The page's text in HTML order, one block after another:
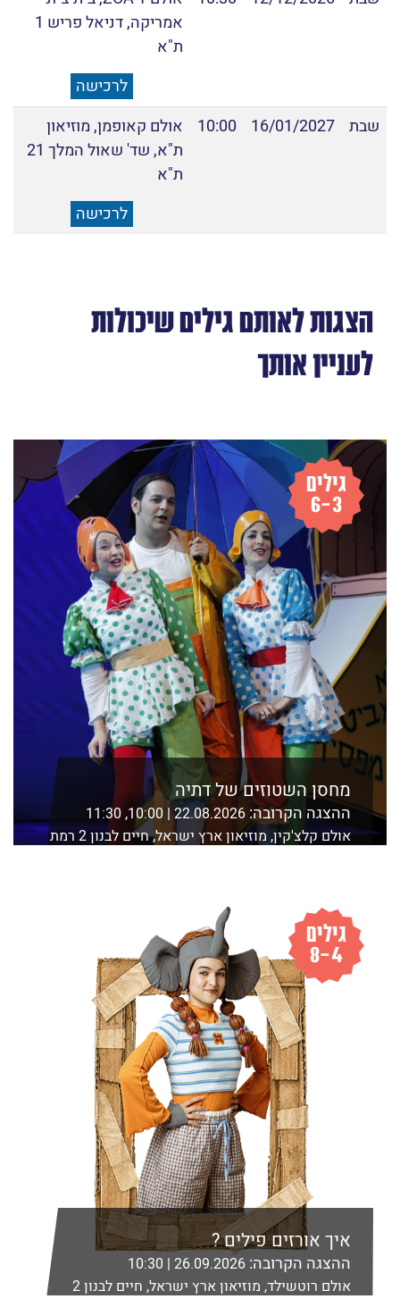
אמריקה, דניאל פריש 1
ת"א
לרכישה
שבת 16/01/2027
10:00
אולם קאופמן, מוזיאון
ת"א, שד' שאול המלך 21
ת"א
לרכישה
הצגות לאותם גילים שיכולות
לעניין אותך
מחסן השטוזים של דתיה
ההצגה הקרובה: 22.08.2026 | 10:00, 11:30
אולם קלצ'קין, מוזיאון ארץ ישראל, חיים לבנון 2 רמת
איך אורזים פילים ?
ההצגה הקרובה: 26.09.2026 | 10:30
אולם רוטשילד, מוזיאון ארץ ישראל, חיים לבנון 2